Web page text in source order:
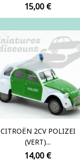
Prix
15,00 €
CITROËN 2CV POLIZEI
(VERT)...
Prix
14,00 €